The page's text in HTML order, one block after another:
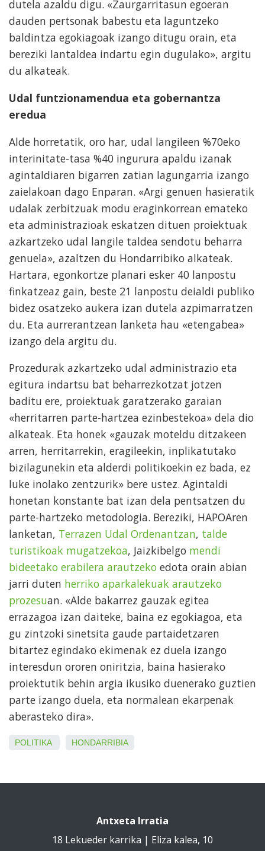
dutela azaldu digu. «Zaurgarritasun egoeran
dauden pertsonak babestu eta laguntzeko
baldintza egokiagoak izango ditugu orain, eta
bereziki lantaldea indartu egin dugulako», argitu
du alkateak.
Udal funtzionamendua eta gobernantza
eredua
Alde horretatik, oro har, udal langileen %70eko
interinitate-tasa %40 ingurura apaldu izanak
agintaldiaren bigarren zatian lagungarria izango
zaielakoan dago Enparan. «Argi genuen hasieratik
udalak zerbitzuak modu eraginkorrean emateko
eta administrazioak eskatzen dituen proiektuak
azkartzeko udal langile taldea sendotu beharra
genuela», azaltzen du Hondarribiko alkateak.
Hartara, egonkortze planari esker 40 lanpostu
finkatzeaz gain, beste 21 lanpostu deialdi publiko
bidez osatzeko aukera izan dutela azpimarratzen
du. Eta aurrerantzean lanketa hau «etengabea»
izango dela argitu du.
Prozedurak azkartzeko udal administrazio eta
egitura indartsu bat beharrezkotzat jotzen
baditu ere, proiektuak garatzerako garaian
«herritarren parte-hartzea ezinbestekoa» dela dio
alkateak. Eta honek «gauzak moteldu ditzakeen
arren, herritarrekin, eragileekin, inplikatutako
bizilagunekin eta alderdi politikoekin ez bada, ez
luke inolako zentzurik» bere ustez. Agintaldi
honetan konstante bat izan dela pentsatzen du
parte-hartzeko metodologia. Bereziki, HAPOAren
lanketan, Terrazen Udal Ordenantzan, talde
turistikoak mugatzekoa, Jaizkibelgo mendi
bideetako erabilera arautzeko edota orain abian
jarri duten herriko aparkalekuak arautzeko
prozesuan. «Alde bakarrez gauzak egitea
errazagoa izan daiteke, baina ez egokiagoa, eta
gu zintzoki sinetsita gaude partaidetzaren
bitartez egindako ekimenak ez duela izango
interesdun ororen oniritzia, baina hasierako
proiektutik behin argia ikusiko duenerako guztien
parte izango duela, eta normalean ekarpenak
aberasteko dira».
POLITIKA HONDARRIBIA
Antxeta Irratia
18 Lekueder karrika | Eliza kalea, 10